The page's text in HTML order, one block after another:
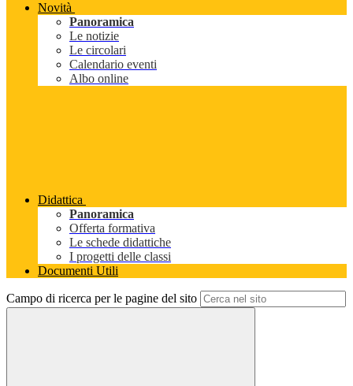
Novità
Panoramica
Le notizie
Le circolari
Calendario eventi
Albo online
Didattica
Panoramica
Offerta formativa
Le schede didattiche
I progetti delle classi
Documenti Utili
Campo di ricerca per le pagine del sito